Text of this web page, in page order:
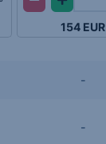
154 EUR
-
-